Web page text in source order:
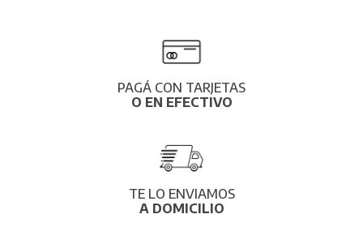
PAGÁ CON TARJETAS
O EN EFECTIVO
TE LO ENVIAMOS
A DOMICILIO